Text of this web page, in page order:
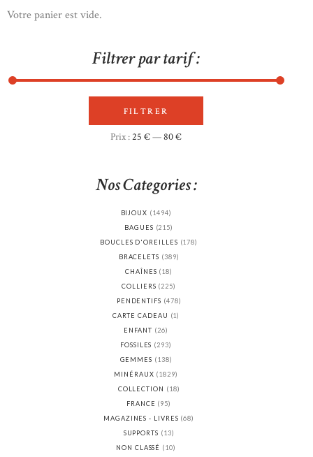
Votre panier est vide.
Filtrer par tarif :
Prix
Prix
FILTRER
Prix :25 €—80 €
Nos Categories :
BIJOUX (1494)
BAGUES (215)
BOUCLES D'OREILLES (178)
BRACELETS (389)
CHAÎNES (18)
COLLIERS (225)
PENDENTIFS (478)
CARTE CADEAU (1)
ENFANT (26)
FOSSILES (293)
GEMMES (138)
MINÉRAUX (1829)
COLLECTION (18)
FRANCE (95)
MAGAZINES - LIVRES (68)
SUPPORTS (13)
NON CLASSÉ (10)